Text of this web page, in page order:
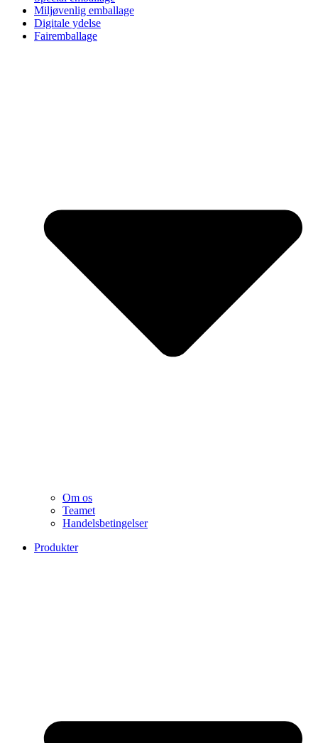
Miljøvenlig emballage
Digitale ydelse
Fairemballage
Om os
Teamet
Handelsbetingelser
Produkter